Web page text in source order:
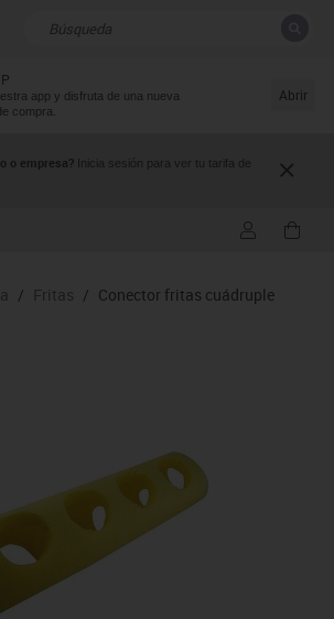
app y disfruta de una nueva
compra.
Abrir
o empresa? Inicia sesión para ver tu tarifa de
Resultados de la búsqueda
/ Fritas / Conector fritas cuádruple